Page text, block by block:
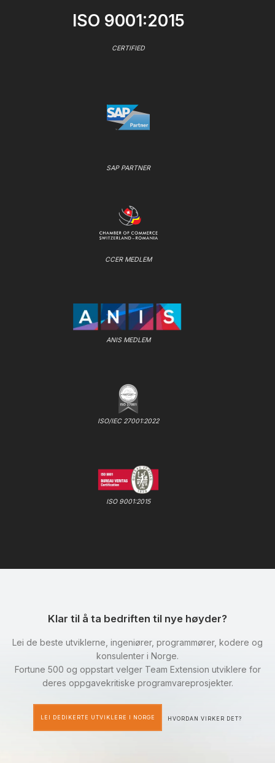
ISO 9001:2015
CERTIFIED
SAP PARTNER
CCER MEDLEM
ANIS MEDLEM
ISO/IEC 27001:2022
ISO 9001:2015
Klar til å ta bedriften til nye høyder?
Lei de beste utviklerne, ingeniører, programmører, kodere og
konsulenter i Norge.
Fortune 500 og oppstart velger Team Extension utviklere for
deres oppgavekritiske programvareprosjekter.
LEI DEDIKERTE UTVIKLERE I NORGE HVORDAN VIRKER DET?